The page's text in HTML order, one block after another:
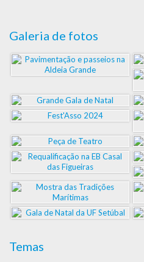
Galeria de fotos
Temas